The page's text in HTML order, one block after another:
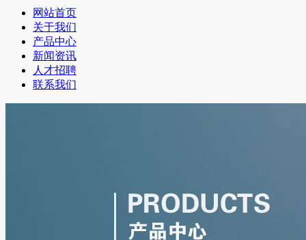
网站首页
关于我们
产品中心
新闻资讯
人才招聘
联系我们